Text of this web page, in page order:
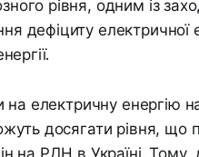
рівня, одним із
дефіциту електричної
електричну енергію
досягати рівня, що
на РДН в Україні. Тому,